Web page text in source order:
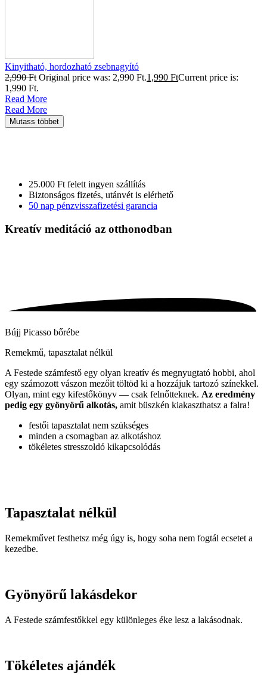
Kinyitható, hordozható zsebnagyító
2,990Ft Original price was: 2,990 Ft.1,990 FtCurrent price is:
1,990 Ft.
Read More
Read More
Mutass többet
25.000 Ft felett ingyen szállítás
Biztonságos fizetés, utánvét is elérhető
50 nap pénzvisszafizetési garancia
Kreatív meditáció az otthonodban
Bújj Picasso bőrébe
Remekmű, tapasztalat nélkül
A Festede számfestő egy olyan kreatív és megnyugtató hobbi, ahol
egy számozott vászon mezőit töltöd ki a hozzájuk tartozó színekkel.
Olyan, mint egy kifestőkönyv — csak felnőtteknek. Az eredmény
pedig egy gyönyörű alkotás, amit büszkén kiakaszthatsz a falra!
festői tapasztalat nem szükséges
minden a csomagban az alkotáshoz
tökéletes stresszoldó kikapcsolódás
Tapasztalat nélkül
Remekművet festhetsz még úgy is, hogy soha nem fogtál ecsetet a
kezedbe.
Gyönyörű lakásdekor
A Festede számfestőkkel egy különleges éke lesz a lakásodnak.
Tökéletes ajándék